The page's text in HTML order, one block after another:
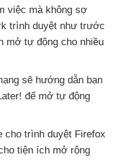
việc mà không sợ
trình duyệt như trước
mở tự động cho nhiều
sẽ hướng dẫn bạn
để mở tự động
cho trình duyệt Firefox
tiện ích mở rộng